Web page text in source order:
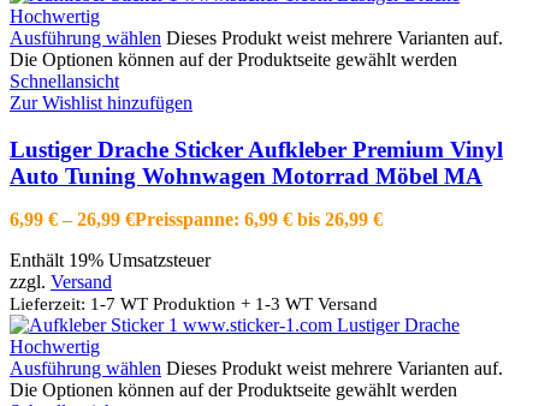
Ausführung wählen Dieses Produkt weist mehrere Varianten auf.
Die Optionen können auf der Produktseite gewählt werden
Schnellansicht
Zur Wishlist hinzufügen
Lustiger Drache Sticker Aufkleber Premium Vinyl
Auto Tuning Wohnwagen Motorrad Möbel MA
6,99 € –26,99 €Preisspanne: 6,99 € bis 26,99 €
Enthält 19% Umsatzsteuer
zzgl. Versand
Lieferzeit: 1-7 WT Produktion + 1-3 WT Versand
Ausführung wählen Dieses Produkt weist mehrere Varianten auf.
Die Optionen können auf der Produktseite gewählt werden